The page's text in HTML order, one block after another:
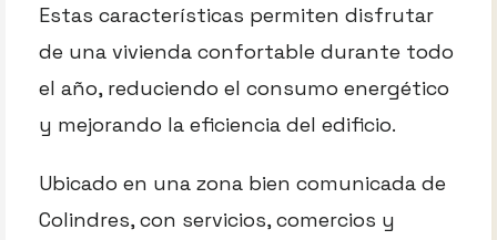
Estas características permiten disfrutar
de una vivienda confortable durante todo
el año, reduciendo el consumo energético
y mejorando la eficiencia del edificio.
Ubicado en una zona bien comunicada de
Colindres, con servicios, comercios y